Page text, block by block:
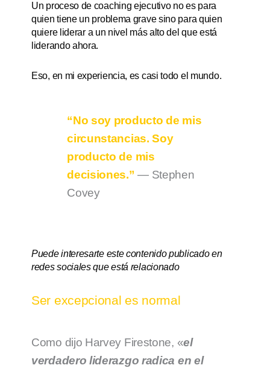
Un proceso de coaching ejecutivo no es para
quien tiene un problema grave sino para quien
quiere liderar a un nivel más alto del que está
liderando ahora.
Eso, en mi experiencia, es casi todo el mundo.
“No soy producto de mis
circunstancias. Soy
producto de mis
decisiones.” — Stephen
Covey
Puede interesarte este contenido publicado en
redes sociales que está relacionado
Ser excepcional es normal
Como dijo Harvey Firestone, «el
verdadero liderazgo radica en el